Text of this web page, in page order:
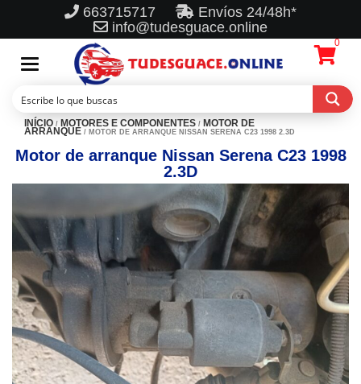
663715717
Envíos 24/48h*
info@tudesguace.online
Toggle
navigation
0
INÍCIO / MOTORES E COMPONENTES / MOTOR DE
ARRANQUE / MOTOR DE ARRANQUE NISSAN SERENA C23 1998 2.3D
Motor de arranque Nissan Serena C23 1998
2.3D